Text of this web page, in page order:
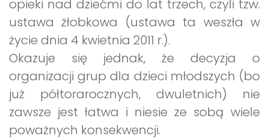
opieki nad dziećmi do lat trzech, czyli tzw.
ustawa żłobkowa (ustawa ta weszła w
życie dnia 4 kwietnia 2011 r.).
Okazuje się jednak, że decyzja o
organizacji grup dla dzieci młodszych (bo
już półtorarocznych, dwuletnich) nie
zawsze jest łatwa i niesie ze sobą wiele
poważnych konsekwencji.